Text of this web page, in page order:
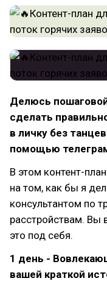
Делюсь
сделать
в личку без
помощью
В этом контент-
на том, как бы я
консультантом по
расстройствам. Вы
это под себя.
1 день -
вашей краткой